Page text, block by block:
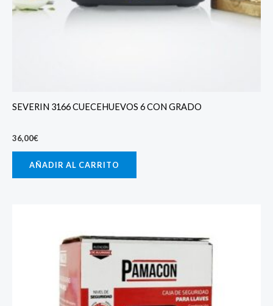
SEVERIN 3166 CUECEHUEVOS 6 CON GRADO
36,00€
AÑADIR AL CARRITO